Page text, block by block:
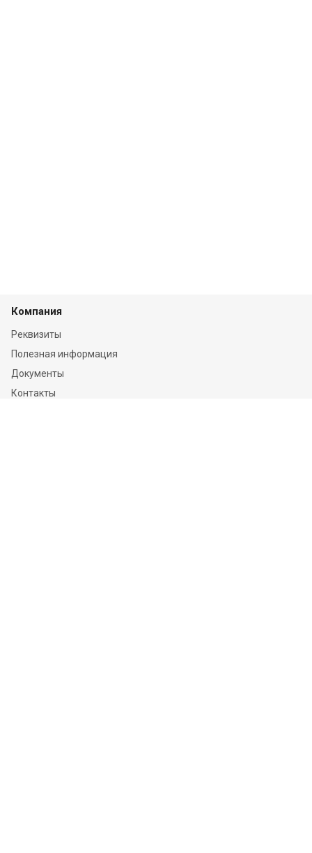
Компания
Реквизиты
Полезная информация
Документы
Контакты